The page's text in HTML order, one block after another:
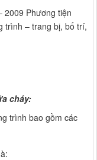
Phương tiện
trình – trang bị, bố trí,
cháy:
trình bao gồm các